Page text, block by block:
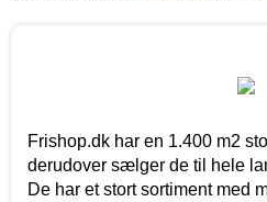
Frishop.dk har en 1.400 m2
derudover sælger de til hele
De har et stort sortiment med